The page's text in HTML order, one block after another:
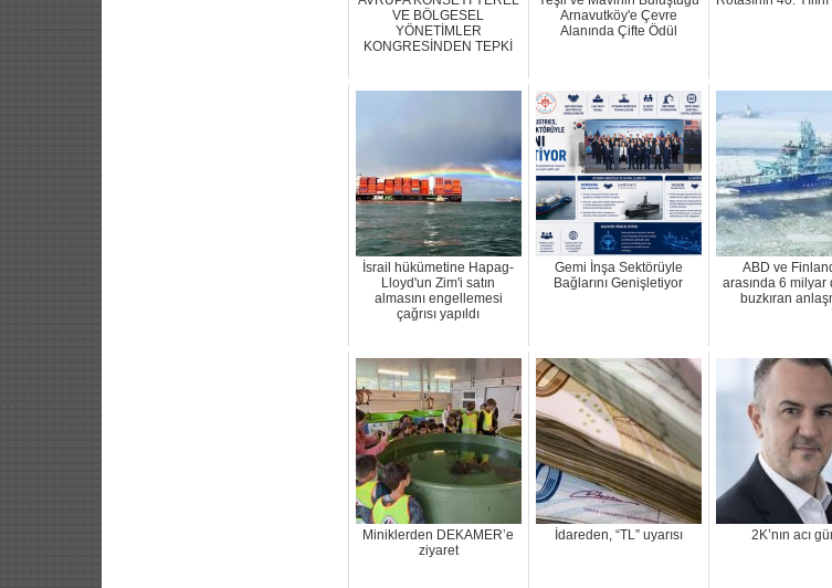
VE BÖLGESEL
YÖNETİMLER
KONGRESİNDEN TEPKİ
Arnavutköy'e Çevre
Alanında Çifte Ödül
İsrail hükümetine Hapag-
Lloyd'un Zim'i satın
almasını engellemesi
çağrısı yapıldı
Gemi İnşa Sektörüyle
Bağlarını Genişletiyor
ABD ve
arasında 6 milyar
buzkıran
Miniklerden DEKAMER’e
ziyaret
İdareden, “TL” uyarısı 2K’nın acı